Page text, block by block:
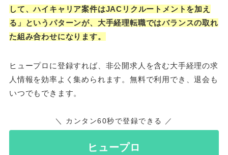
して、ハイキャリア案件はJACリクルートメントを加え
る」というパターンが、大手経理転職ではバランスの取れ
た組み合わせになります。
ヒュープロに登録すれば、非公開求人を含む大手経理の求
人情報を効率よく集められます。無料で利用でき、退会も
いつでもできます。
＼ カンタン60秒で登録できる ／
ヒュープロ